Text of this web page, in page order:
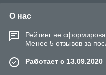
О нас
Рейтинг не
Менее 5 отзывов за
Работает с 13.09.2020